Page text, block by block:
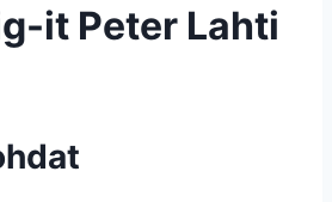
it Peter Lahti